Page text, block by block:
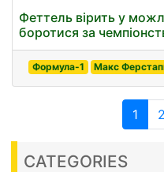
Феттель вірить у
боротися за
Формула-1 Макс
1 2
CATEGORIES